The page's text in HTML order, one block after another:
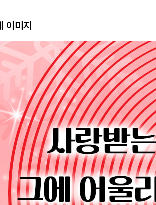
2 웜 앤 퍼지(Warm & Fuzzy)
Christmas (1949): 빙 크로스비
the Red-Nosed Reindeer (1957): 진 오트리
Magic of Christmas (1960): 냇 킹 콜
Brown Christmas (1965): 빈스 과랄디
Album (1967): 바브라 스트라이샌드
Perry Como Christmas Album (1968): 페리 코
Portrait (1978): 카펜터스
Paper (1979): 윌리 넬슨
Together (1979): 존 덴버와 더 머펫츠
Interpretations (1993): 보이즈 투 멘
Are Special Times (1998): 셀린 디온
for Christmas (2006): 수프얀 스티븐스
이미지